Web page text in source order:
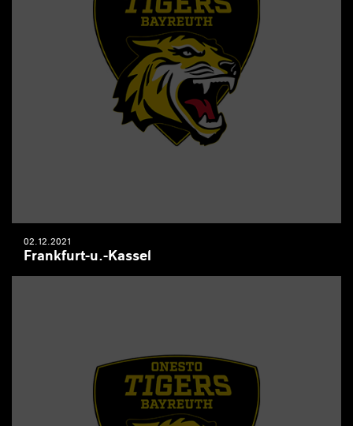
02.12.2021
Frankfurt-u.-Kassel